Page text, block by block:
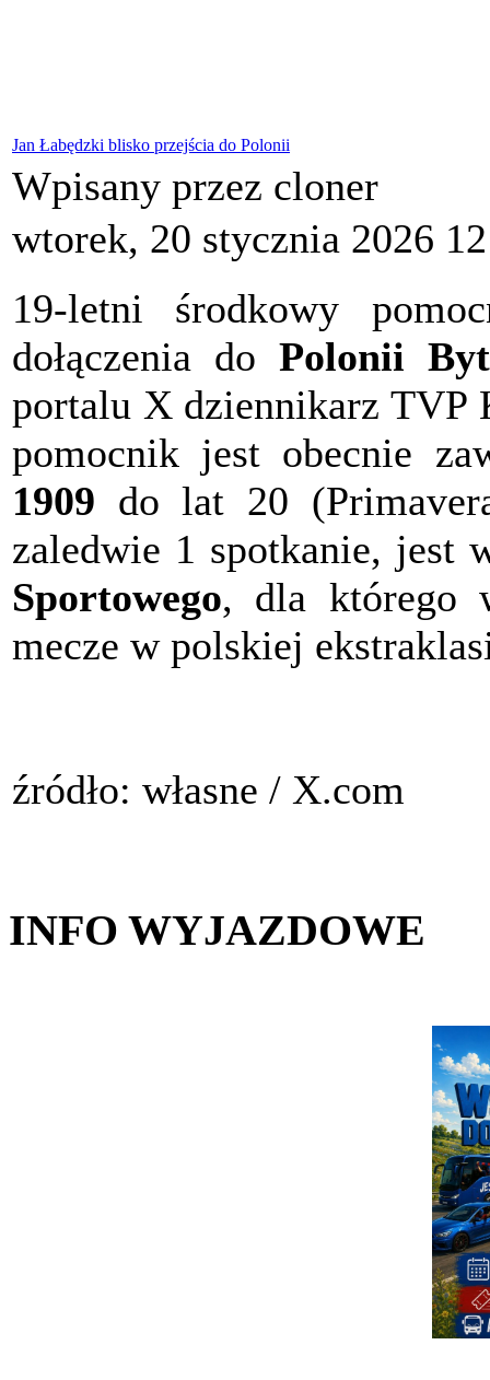
Jan Łabędzki blisko przejścia do Polonii
Wpisany przez cloner
wtorek, 20 stycznia 2026
19-letni środkowy
dołączenia do Polonii
portalu X dziennikarz TVP
pomocnik jest obecnie
1909 do lat 20
zaledwie 1 spotkanie, jest
Sportowego, dla którego
mecze w polskiej
źródło: własne / X.com
INFO WYJAZDOWE